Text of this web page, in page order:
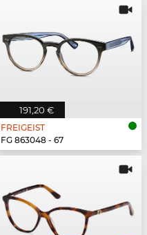
191,20 €
FREIGEIST
FG 863048 - 67